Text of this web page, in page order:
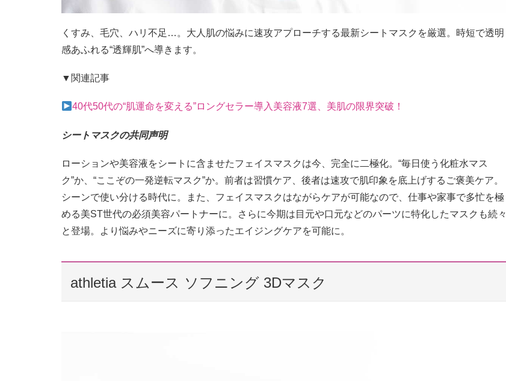
くすみ、毛穴、ハリ不足…。大人肌の悩みに速攻アプローチする最新シートマスクを厳選。時短で透明
感あふれる“透輝肌”へ導きます。
▼関連記事
40代50代の“肌運命を変える”ロングセラー導入美容液7選、美肌の限界突破！
シートマスクの共同声明
ローションや美容液をシートに含ませたフェイスマスクは今、完全に二極化。“毎日使う化粧水マス
ク”か、“ここぞの一発逆転マスク”か。前者は習慣ケア、後者は速攻で肌印象を底上げするご褒美ケア。
シーンで使い分ける時代に。また、フェイスマスクはながらケアが可能なので、仕事や家事で多忙を極
める美ST世代の必須美容パートナーに。さらに今期は目元や口元などのパーツに特化したマスクも続々
と登場。より悩みやニーズに寄り添ったエイジングケアを可能に。
athletia スムース ソフニング 3Dマスク